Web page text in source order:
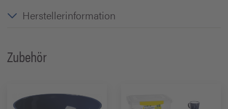
Herstellerinformation
Zubehör